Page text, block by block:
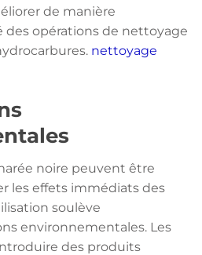
de manière
des opérations de nettoyage
nettoyage
noire peuvent être
les effets immédiats des
soulève
environnementales. Les
des produits